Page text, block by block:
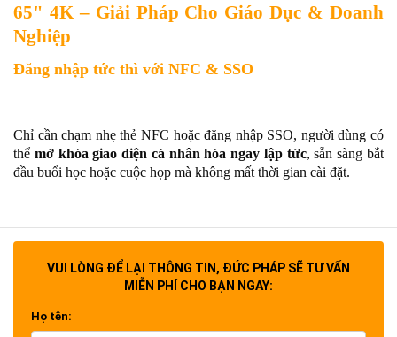
65" 4K – Giải Pháp Cho Giáo Dục & Doanh
Nghiệp
Đăng nhập tức thì với NFC & SSO
Chỉ cần chạm nhẹ thẻ NFC hoặc đăng nhập SSO, người dùng có
thể mở khóa giao diện cá nhân hóa ngay lập tức, sẵn sàng bắt
đầu buổi học hoặc cuộc họp mà không mất thời gian cài đặt.
Viết & vẽ như trên giấy thật
linh hoạt, tái hiện cảm giác viết tự nhiên. Mọi thao tác được phản
VUI LÒNG ĐỂ LẠI THÔNG TIN, ĐỨC PHÁP SẼ TƯ VẤN
MIỄN PHÍ CHO BẠN NGAY:
Họ tên: